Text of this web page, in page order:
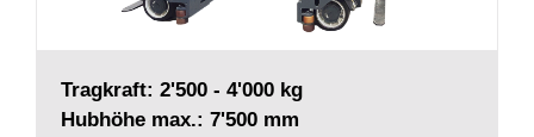
Tragkraft: 2'500 - 4'000 kg
Hubhöhe max.: 7'500 mm